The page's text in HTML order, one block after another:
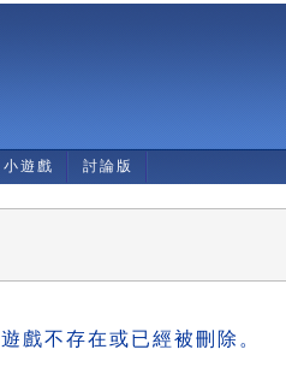
小遊戲 討論版
遊戲不存在或已經被刪除。